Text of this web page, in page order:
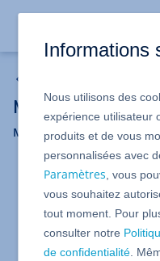
Mes données de
Modifiez en toute
Gérer les données
Pour des raisons
votre signature
de votre société.
Informations
Nous utilisons des
expérience utilisateur
produits et de vous
personnalisées avec
Paramètres , vous
vous souhaitez
tout moment. Pour
consulter notre
de confidentialité .